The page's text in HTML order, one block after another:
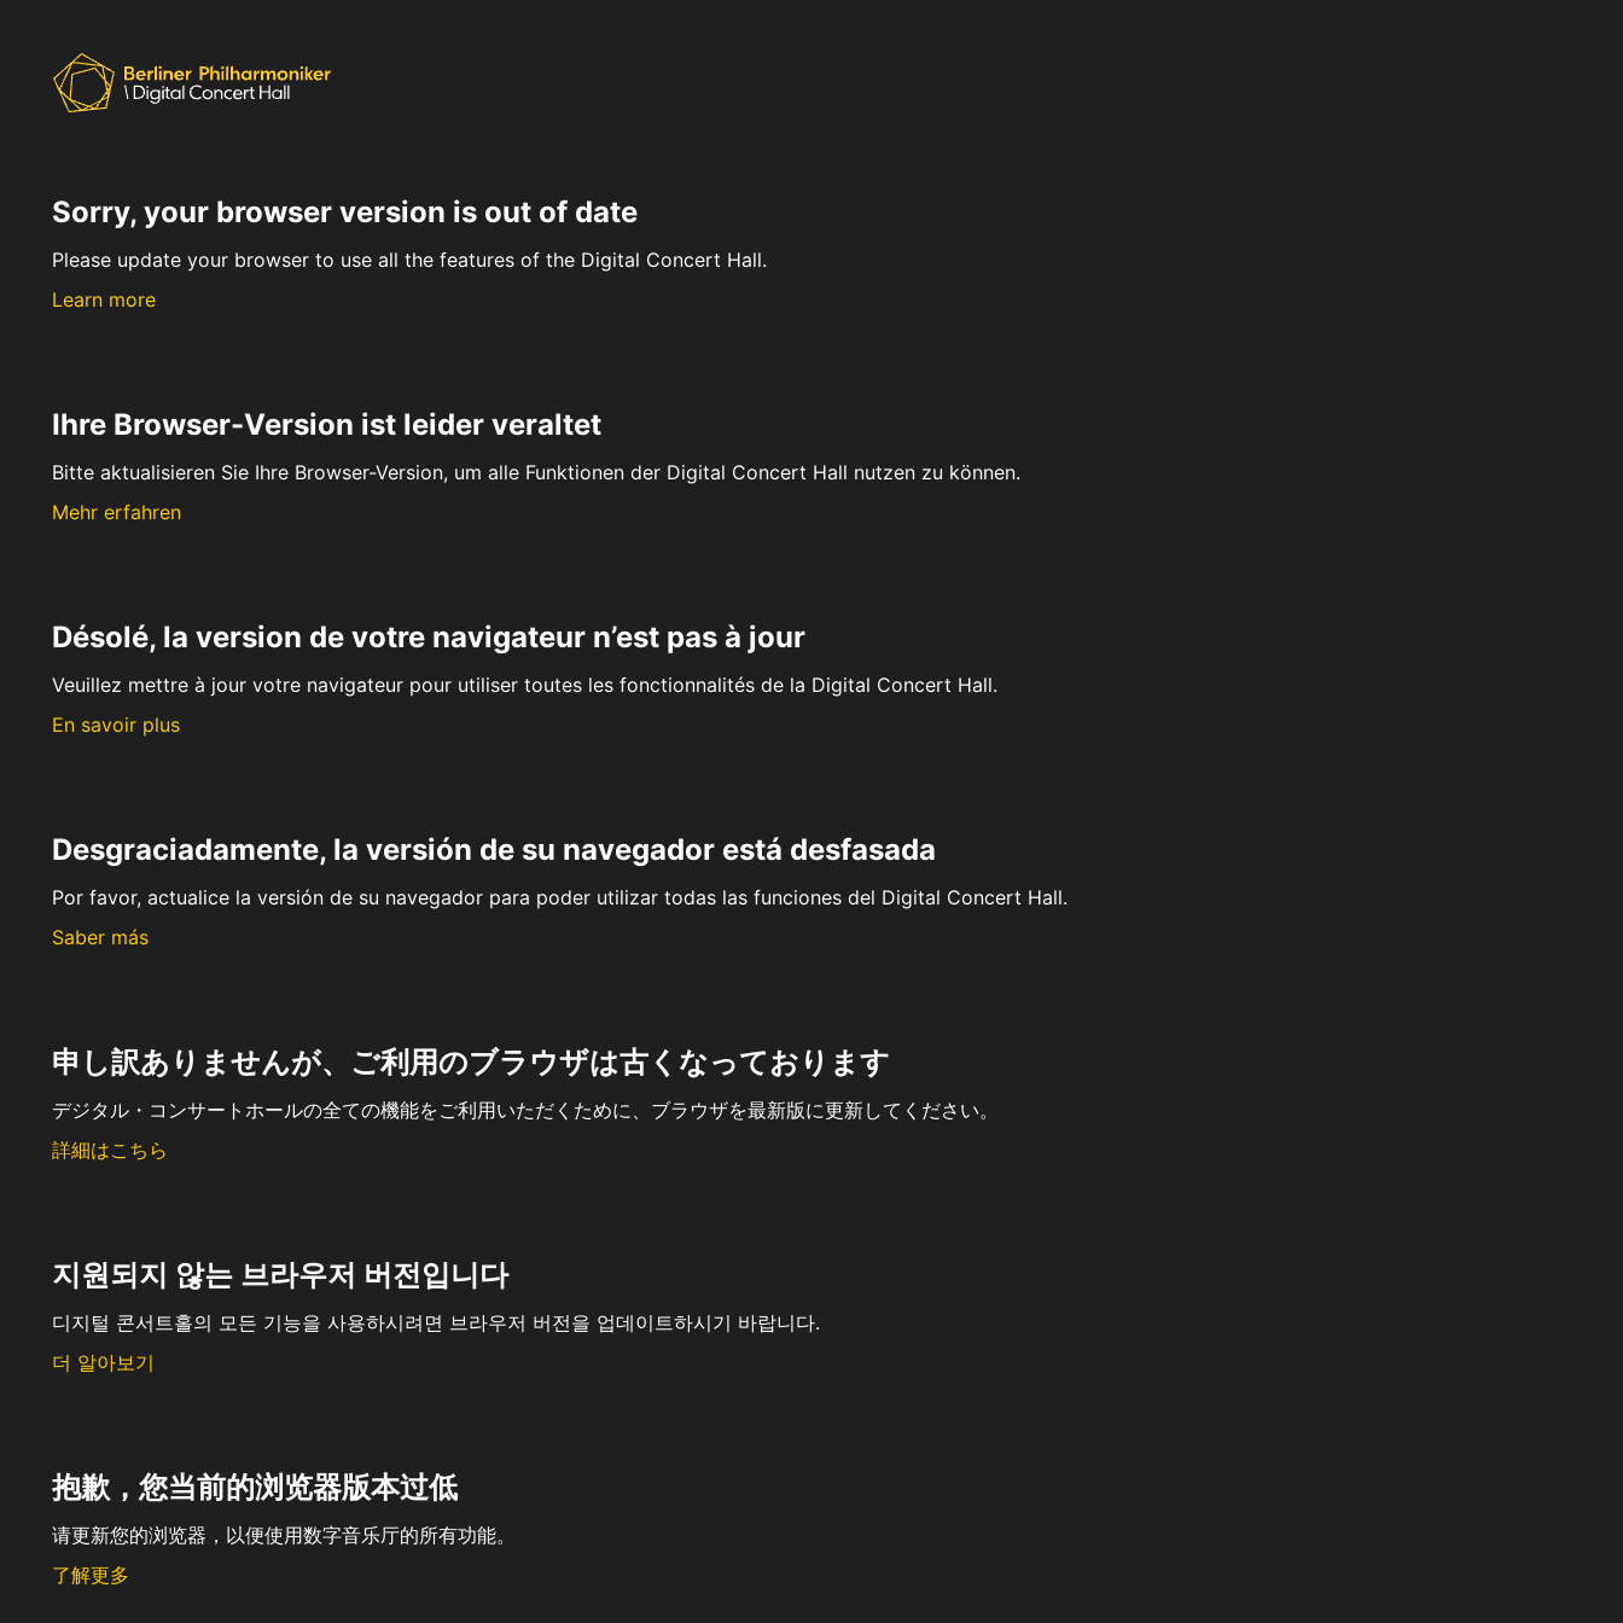
Sorry, your browser version is out of date
Please update your browser to use all the features of the Digital Concert Hall.
Learn more
Ihre Browser-Version ist leider veraltet
Bitte aktualisieren Sie Ihre Browser-Version, um alle Funktionen der Digital Concert Hall nutzen zu können.
Mehr erfahren
Désolé, la version de votre navigateur n’est pas à jour
Veuillez mettre à jour votre navigateur pour utiliser toutes les fonctionnalités de la Digital Concert Hall.
En savoir plus
Desgraciadamente, la versión de su navegador está desfasada
Por favor, actualice la versión de su navegador para poder utilizar todas las funciones del Digital Concert Hall.
Saber más
申し訳ありませんが、ご利用のブラウザは古くなっております
デジタル・コンサートホールの全ての機能をご利用いただくために、ブラウザを最新版に更新してください。
詳細はこちら
지원되지 않는 브라우저 버전입니다
디지털 콘서트홀의 모든 기능을 사용하시려면 브라우저 버전을 업데이트하시기 바랍니다.
더 알아보기
抱歉，您当前的浏览器版本过低
请更新您的浏览器，以便使用数字音乐厅的所有功能。
了解更多